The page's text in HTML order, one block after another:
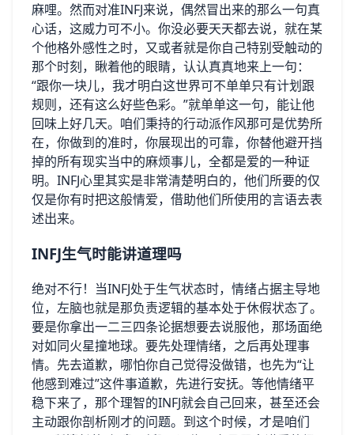
麻哩。然而对准INFJ来说，偶然冒出来的那么一句真
心话，这威力可不小。你没必要天天都去说，就在某
个他格外感性之时，又或者就是你自己特别受触动的
那个时刻，瞅着他的眼睛，认认真真地来上一句：
“跟你一块儿，我才明白这世界可不单单只有计划跟
规则，还有这么好些色彩。”就单单这一句，能让他
回味上好几天。咱们秉持的行动派作风那可是优势所
在，你做到的准时，你展现出的可靠，你替他避开挡
掉的所有现实当中的麻烦事儿，全都是爱的一种证
明。INFJ心里其实是非常清楚明白的，他们所要的仅
仅是你有时把这般情爱，借助他们所使用的言语去表
述出来。
INFJ生气时能讲道理吗
绝对不行！当INFJ处于生气状态时，情绪占据主导地
位，左脑也就是那负责逻辑的基本处于休假状态了。
要是你拿出一二三四条论据想要去说服他，那场面绝
对如同火星撞地球。要先处理情绪，之后再处理事
情。先去道歉，哪怕你自己觉得没做错，也先为“让
他感到难过”这件事道歉，先进行安抚。等他情绪平
稳下来了，那个理智的INFJ就会自己回来，甚至还会
主动跟你剖析刚才的问题。到这个时候，才是咱们